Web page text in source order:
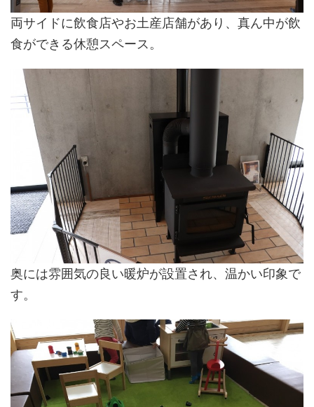
両サイドに飲食店やお土産店舗があり、真ん中が飲
食ができる休憩スペース。
奥には雰囲気の良い暖炉が設置され、温かい印象で
す。